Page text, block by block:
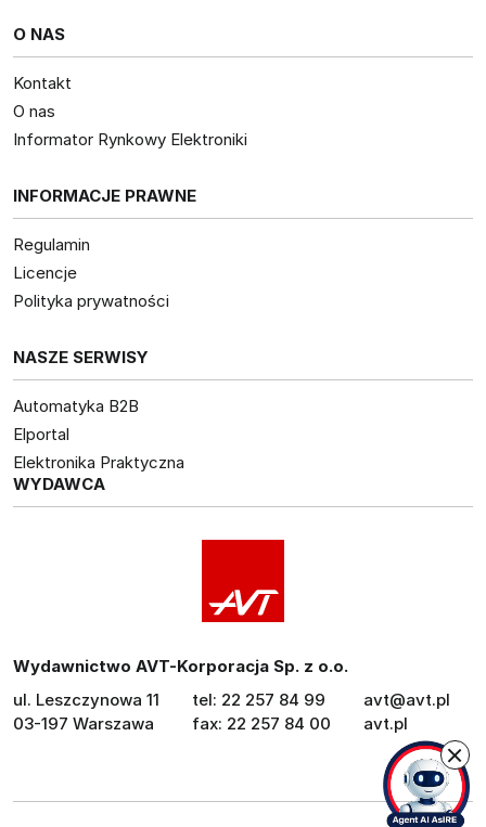
O NAS
Kontakt
O nas
Informator Rynkowy Elektroniki
INFORMACJE PRAWNE
Regulamin
Licencje
Polityka prywatności
NASZE SERWISY
Automatyka B2B
Elportal
Elektronika Praktyczna
WYDAWCA
Wydawnictwo AVT-Korporacja Sp. z o.o.
ul. Leszczynowa 11
03-197 Warszawa
tel: 22 257 84 99
fax: 22 257 84 00
avt@avt.pl
avt.pl